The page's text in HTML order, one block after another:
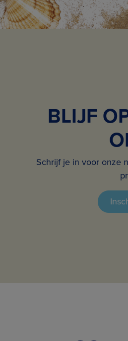
BLIJF
Schrijf je in voor onze